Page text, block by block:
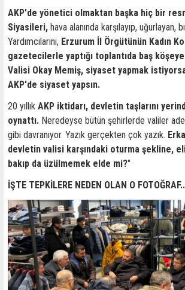
AKP'de yönetici olmaktan başka hiç bir
Siyasileri, hava alanında karşılayıp, uğurlayan,
Yardımcılarını, Erzurum İl Örgütünün Kadın
gazetecilerle yaptığı toplantıda baş
Valisi Okay Memiş, siyaset yapmak
AKP'de siyaset yapsın.
20 yıllık AKP iktidarı, devletin taşlarını
oynattı. Neredeyse bütün şehirlerde valiler
gibi davranıyor. Yazık gerçekten çok yazık.
devletin valisi karşındaki oturma şekline,
bakıp da üzülmemek elde mi?"
İŞTE TEPKİLERE NEDEN OLAN O